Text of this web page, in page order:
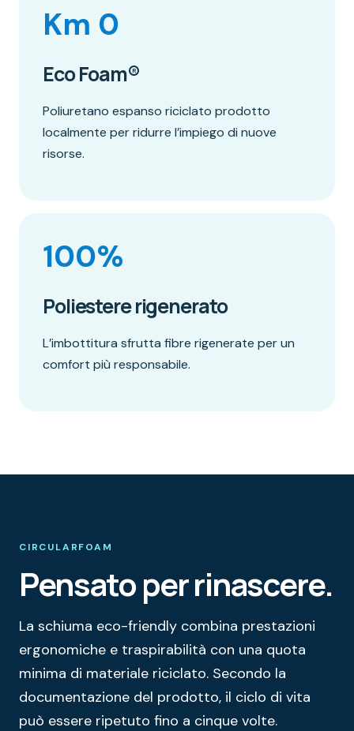
Km 0
Eco Foam®
Poliuretano espanso riciclato prodotto
localmente per ridurre l’impiego di nuove
risorse.
100%
Poliestere rigenerato
L’imbottitura sfrutta fibre rigenerate per un
comfort più responsabile.
CIRCULARFOAM
Pensato per rinascere.
La schiuma eco-friendly combina prestazioni
ergonomiche e traspirabilità con una quota
minima di materiale riciclato. Secondo la
documentazione del prodotto, il ciclo di vita
può essere ripetuto fino a cinque volte.